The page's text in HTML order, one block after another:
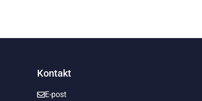
Kontakt
E-post